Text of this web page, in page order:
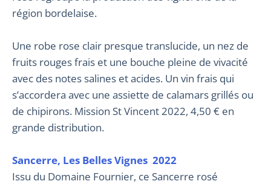
région bordelaise.
Une robe rose clair presque translucide, un nez de
fruits rouges frais et une bouche pleine de vivacité
avec des notes salines et acides. Un vin frais qui
s’accordera avec une assiette de calamars grillés ou
de chipirons. Mission St Vincent 2022, 4,50 € en
grande distribution.
Sancerre, Les Belles Vignes 2022
Issu du Domaine Fournier, ce Sancerre rosé